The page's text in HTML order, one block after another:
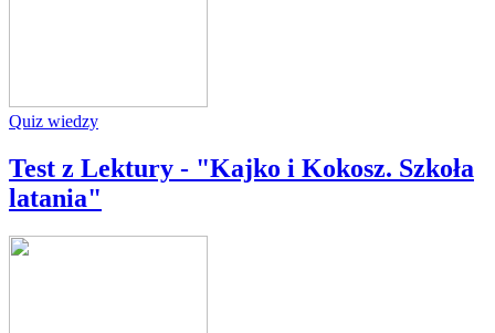
Quiz wiedzy
Test z Lektury - "Kajko i Kokosz. Szkoła
latania"